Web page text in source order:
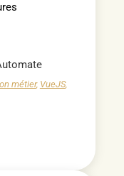
métier, VueJS,